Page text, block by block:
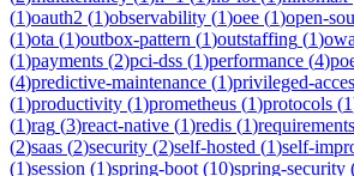
(1)oauth2 (1)observability (1)oee (1)open-
(1)ota (1)outbox-pattern (1)outstaffing (1)
(1)payments (2)pci-dss (1)performance (4)
(4)predictive-maintenance (1)privileged-
(1)productivity (1)prometheus (1)protocols (1
(1)rag (3)react-native (1)redis (1)requirements
(2)saas (2)security (2)self-hosted (1)self-
(1)session (1)spring-boot (10)spring-security